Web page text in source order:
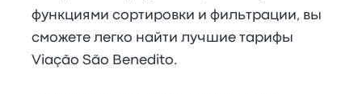
функциями сортировки и фильтрации, вы
сможете легко найти лучшие тарифы
Viação São Benedito.